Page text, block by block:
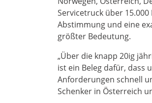
Servicetruck über
Abstimmung und eine
größter Bedeutung.
„Über die knapp 20ig
ist ein Beleg dafür, dass
Anforderungen schnell
Schenker in Österreich